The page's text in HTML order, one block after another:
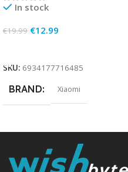
In stock
€19.99 €12.99
SKU: 6934177716485
BRAND Xiaomi